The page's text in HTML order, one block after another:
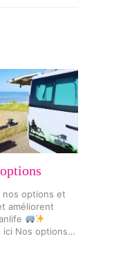
nos options et
améliorent
ici Nos options…